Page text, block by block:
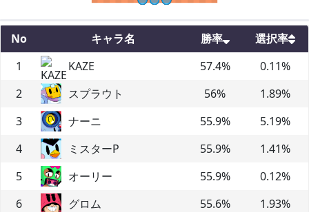
No キャラ名 勝率
選択率
1
KAZE 57.4% 0.11%
2
スプラウト 56% 1.89%
3
ナーニ 55.9% 5.19%
4
ミスターP 55.9% 1.41%
5
オーリー 55.9% 0.12%
6
グロム 55.6% 1.93%